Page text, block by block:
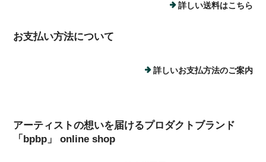
詳しい送料はこちら
お支払い方法について
詳しいお支払方法のご案内
アーティストの想いを届けるプロダクトブランド
「bpbp」 online shop